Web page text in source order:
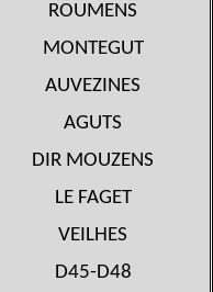
ROUMENS
MONTEGUT
AUVEZINES
AGUTS
DIR MOUZENS
LE FAGET
VEILHES
D45-D48